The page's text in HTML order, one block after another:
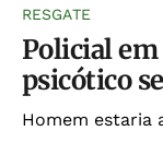
RESGATE
Policial
psicótico
Homem estaria